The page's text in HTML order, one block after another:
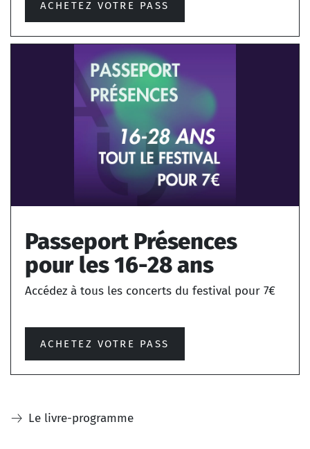
ACHETEZ VOTRE PASS
Passeport Présences
pour les 16-28 ans
Accédez à tous les concerts du festival pour 7€
ACHETEZ VOTRE PASS
Le livre-programme